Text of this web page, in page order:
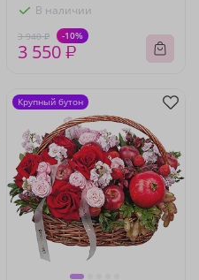
В наличии
3 940 ₽ -10%
3 550 ₽
Крупный бутон